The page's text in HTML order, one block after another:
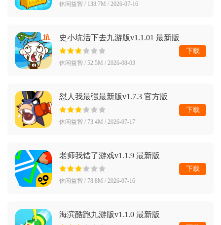
休闲益智 / 138.7M / 2026-07-16
史小坑活下去九游版v1.1.01 最新版
休闲益智 / 52.5M / 2026-08-03
下载
怼人我最强最新版v1.7.3 官方版
休闲益智 / 73.4M / 2026-07-17
下载
老师我错了游戏v1.1.9 最新版
休闲益智 / 78.8M / 2026-07-16
下载
海滨酷跑九游版v1.1.0 最新版